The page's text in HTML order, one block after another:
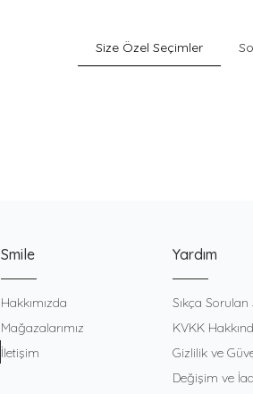
Size Özel Seçimler
Smile
Hakkımızda
Mağazalarımız
İletişim
Yardım
Sıkça
KVKK
Gizlilik ve
Değişim ve